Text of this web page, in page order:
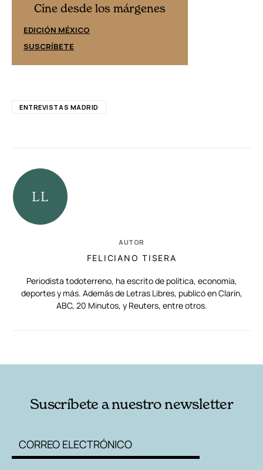
Cine desde los márgenes
EDICIÓN MÉXICO
SUSCRÍBETE
ENTREVISTAS MADRID
AUTOR
FELICIANO TISERA
Periodista todoterreno, ha escrito de política, economía,
deportes y más. Además de Letras Libres, publicó en Clarín,
ABC, 20 Minutos, y Reuters, entre otros.
Suscríbete a nuestro newsletter